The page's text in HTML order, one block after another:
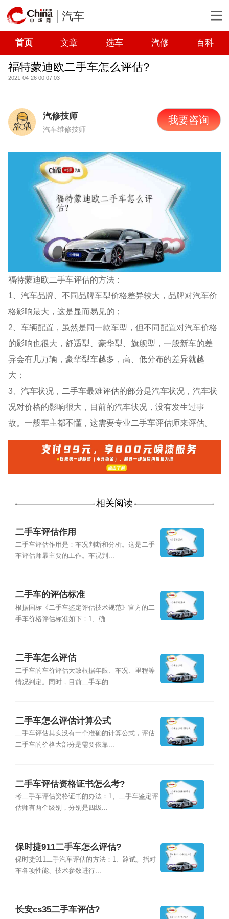
汽车
首页 文章 选车 汽修 百科
福特蒙迪欧二手车怎么评估?
2021-04-26 00:07:03
汽修技师
汽车维修技师
我要咨询
福特蒙迪欧二手车评估的方法：
1、汽车品牌、不同品牌车型价格差异较大，品牌对汽车价
格影响最大，这是显而易见的；
2、车辆配置，虽然是同一款车型，但不同配置对汽车价格
的影响也很大，舒适型、豪华型、旗舰型，一般新车的差
异会有几万辆，豪华型车越多，高、低分布的差异就越
大；
3、汽车状况，二手车最难评估的部分是汽车状况，汽车状
况对价格的影响很大，目前的汽车状况，没有发生过事
故。一般车主都不懂，这需要专业二手车评估师来评估。
相关阅读
二手车评估作用
二手车评估作用是：车况判断和分析。这是二手
车评估师最主要的工作。车况判...
二手车的评估标准
根据国标《二手车鉴定评估技术规范》官方的二
手车价格评估标准如下：1、确...
二手车怎么评估
二手车的车价评估大致根据年限、车况、里程等
情况判定。同时，目前二手车的...
二手车怎么评估计算公式
二手车评估其实没有一个准确的计算公式，评估
二手车的价格大部分是需要依靠...
二手车评估资格证书怎么考?
考二手车评估资格证书的办法：1、二手车鉴定评
估师有两个级别，分别是四级...
保时捷911二手车怎么评估?
保时捷911二手汽车评估的方法：1、路试。指对
车各项性能、技术参数进行...
长安cs35二手车评估?